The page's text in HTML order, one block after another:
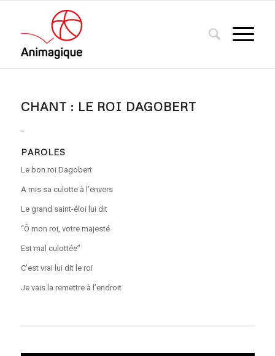
CHANT : LE ROI DAGOBERT
PAROLES
Le bon roi Dagobert
A mis sa culotte à l’envers
Le grand saint-éloi lui dit
“Ô mon roi, votre majesté
Est mal culottée”
C’est vrai lui dit le roi
Je vais la remettre à l’endroit